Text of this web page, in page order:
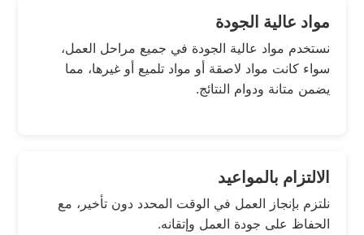
مواد عالية الجودة
نستخدم مواد عالية الجودة في جميع مراحل العمل،
سواء كانت مواد لاصقة أو مواد تلميع أو غيرها، مما
يضمن متانة ودوام النتائج.
الالتزام بالمواعيد
نلتزم بإنجاز العمل في الوقت المحدد دون تأخير، مع
الحفاظ على جودة العمل وإتقانه.